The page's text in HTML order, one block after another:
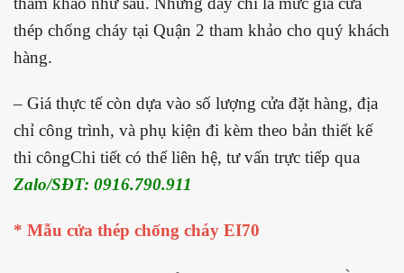
thép chống cháy tại Quận 2 tham khảo cho quý khách
hàng.
– Giá thực tế còn dựa vào số lượng cửa đặt hàng, địa
chỉ công trình, và phụ kiện đi kèm theo bản thiết kế
thi côngChi tiết có thể liên hệ, tư vấn trực tiếp qua
Zalo/SĐT: 0916.790.911
* Mẫu cửa thép chống cháy EI70